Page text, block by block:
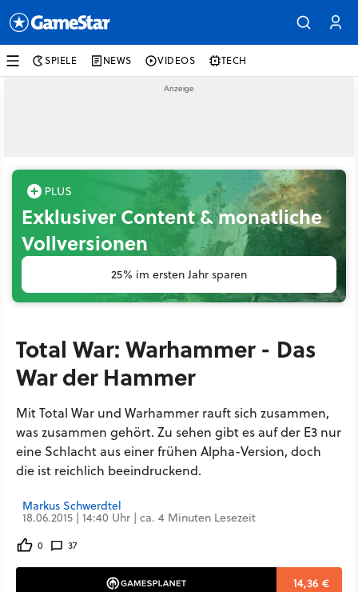
SPIELE NEWS VIDEOS TECH
Exklusiver Content & monatliche
Vollversionen
25% im ersten Jahr sparen
Total War: Warhammer - Das
War der Hammer
Mit Total War und Warhammer rauft sich zusammen,
was zusammen gehört. Zu sehen gibt es auf der E3 nur
eine Schlacht aus einer frühen Alpha-Version, doch
die ist reichlich beeindruckend.
Markus Schwerdtel
18.06.2015 | 14:40 Uhr | ca. 4 Minuten Lesezeit
0 37
14,36 €